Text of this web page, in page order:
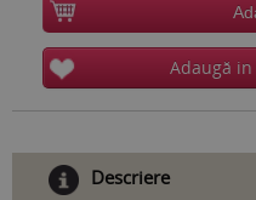
Adaugă
Descriere